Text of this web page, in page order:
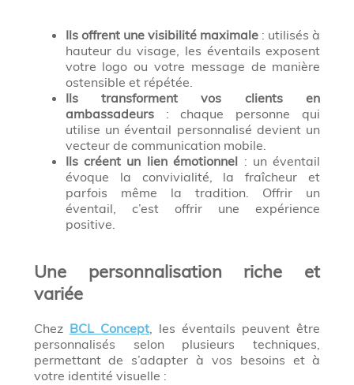
Ils offrent une visibilité maximale : utilisés à
hauteur du visage, les éventails exposent
votre logo ou votre message de manière
ostensible et répétée.
Ils transforment vos clients en
ambassadeurs: chaque personne qui
utilise un éventail personnalisé devient un
vecteur de communication mobile.
Ils créent un lien émotionnel : un éventail
évoque la convivialité, la fraîcheur et
parfois même la tradition. Offrir un
éventail, c’est offrir une expérience
positive.
Une personnalisation riche et
variée
Chez BCL Concept, les éventails peuvent être
personnalisés selon plusieurs techniques,
permettant de s’adapter à vos besoins et à
votre identité visuelle :